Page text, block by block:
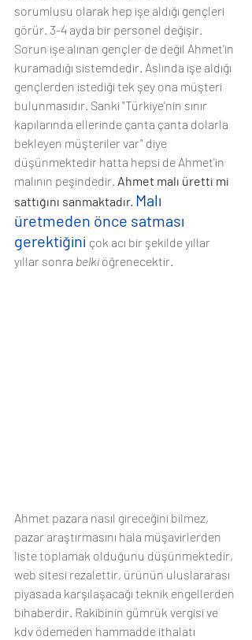
sorumlusu olarak hep işe aldığı gençleri
görür. 3-4 ayda bir personel değişir.
Sorun işe alınan gençler de değil Ahmet'in
kuramadığı sistemdedir. Aslında işe aldığı
gençlerden istediği tek şey ona müşteri
bulunmasıdır. Sanki "Türkiye'nin sınır
kapılarında ellerinde çanta çanta dolarla
bekleyen müşteriler var" diye
düşünmektedir hatta hepsi de Ahmet'in
malının peşindedir. Ahmet malı üretti mi
sattığını sanmaktadır. Malı
üretmeden önce satması
gerektiğini çok acı bir şekilde yıllar
yıllar sonra belki öğrenecektir.
Ahmet pazara nasıl gireceğini bilmez,
pazar araştırmasını hala müşavirlerden
liste toplamak olduğunu düşünmektedir,
web sitesi rezalettir, ürünün uluslararası
piyasada karşılaşacağı teknik engellerden
bihaberdir. Rakibinin gümrük vergisi ve
kdv ödemeden hammadde ithalatı